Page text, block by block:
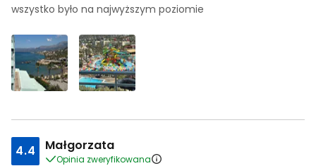
wszystko było na najwyższym poziomie
4.4 Małgorzata
Opinia zweryfikowana